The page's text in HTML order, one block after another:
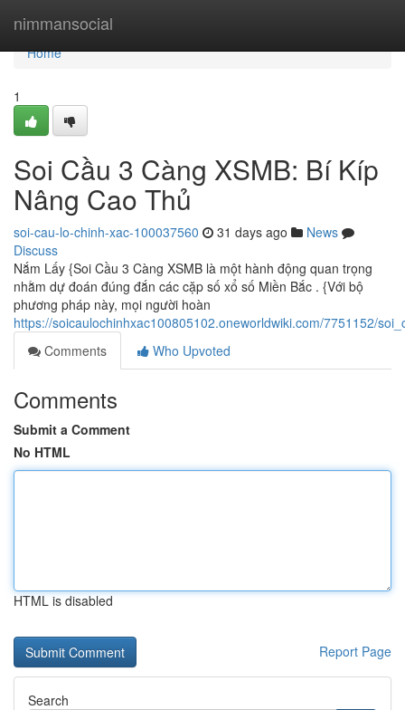
nimmansocial
Home
Home
1
Soi Cầu 3 Càng XSMB: Bí Kíp
Nâng Cao Thủ
soi-cau-lo-chinh-xac-100037560 31 days ago
News
Discuss
Nắm Lấy {Soi Cầu 3 Càng XSMB là một hành động quan trọng
nhằm dự đoán đúng đắn các cặp số xổ số Miền Bắc . {Với bộ
phương pháp này, mọi người hoàn
https://soicaulochinhxac100805102.oneworldwiki.com/7751152/
Comments
Who Upvoted
Comments
Submit a Comment
No HTML
HTML is disabled
Report Page
Search